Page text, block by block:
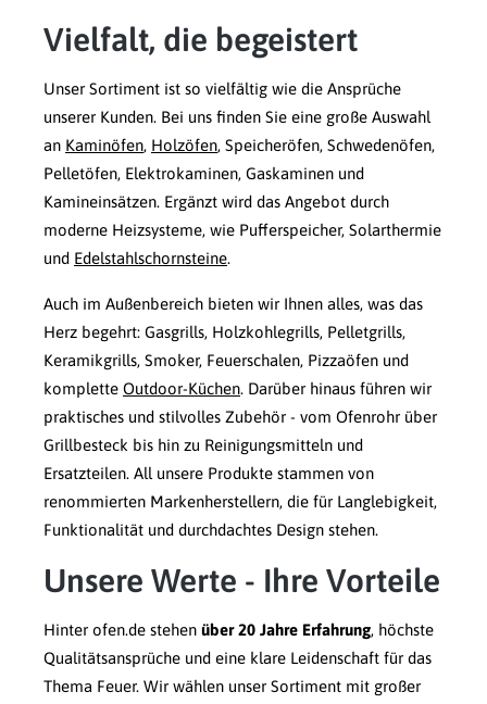
Vielfalt, die begeistert
Unser Sortiment ist so vielfältig wie die Ansprüche
unserer Kunden. Bei uns finden Sie eine große Auswahl
an Kaminöfen, Holzöfen, Speicheröfen, Schwedenöfen,
Pelletöfen, Elektrokaminen, Gaskaminen und
Kamineinsätzen. Ergänzt wird das Angebot durch
moderne Heizsysteme, wie Pufferspeicher, Solarthermie
und Edelstahlschornsteine.
Auch im Außenbereich bieten wir Ihnen alles, was das
Herz begehrt: Gasgrills, Holzkohlegrills, Pelletgrills,
Keramikgrills, Smoker, Feuerschalen, Pizzaöfen und
komplette Outdoor-Küchen. Darüber hinaus führen wir
praktisches und stilvolles Zubehör - vom Ofenrohr über
Grillbesteck bis hin zu Reinigungsmitteln und
Ersatzteilen. All unsere Produkte stammen von
renommierten Markenherstellern, die für Langlebigkeit,
Funktionalität und durchdachtes Design stehen.
Unsere Werte - Ihre Vorteile
Hinter ofen.de stehen über 20 Jahre Erfahrung, höchste
Qualitätsansprüche und eine klare Leidenschaft für das
Thema Feuer. Wir wählen unser Sortiment mit großer